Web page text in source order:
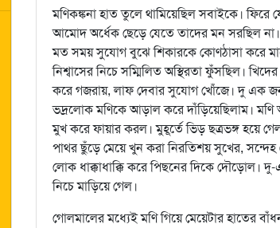
মণিকঙ্কনা হাত তুলে থামিয়েছিল সবাইকে।
আমোদ অর্ধেক ছেড়ে যেতে তাদের মন সরছিল
মত সময় সুযোগ বুঝে শিকারকে কোণঠাসা করে
নিশ্বাসের নিচে সম্মিলিত অস্থিরতা ফুঁসছিল।
করে গজরায়, লাফ দেবার সুযোগ খোঁজে। দু এক
ভদ্রলোক মণিকে আড়াল করে দাঁড়িয়েছিলাম।
মুখ করে ফায়ার করল। মুহূর্তে ভিড় ছত্রভঙ্গ হয়ে
পাথর ছুঁড়ে মেয়ে খুন করা নিরতিশয় সুখের, সন্দেহ
লোক ধাক্কাধাক্কি করে পিছনের দিকে দৌড়োল। দু-
নিচে মাড়িয়ে গেল।
গোলমালের মধ্যেই মণি গিয়ে মেয়েটার হাতের